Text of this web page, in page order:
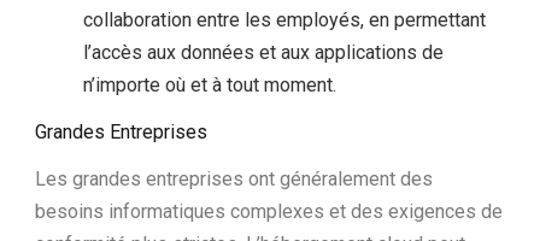
collaboration entre les employés, en permettant
l’accès aux données et aux applications de
n’importe où et à tout moment.
Grandes Entreprises
Les grandes entreprises ont généralement des
besoins informatiques complexes et des exigences de